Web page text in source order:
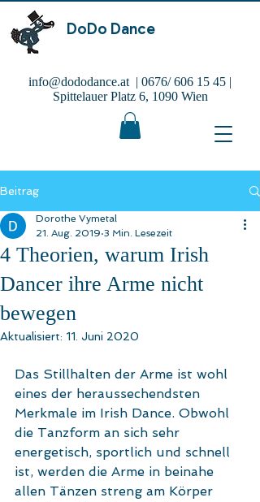
DoDo Dance
info@dododance.at | 0676/606 15 45 |
Spittelauer Platz 6, 1090 Wien
Beitrag
4 Theorien, warum Irish
Dancer ihre Arme nicht
bewegen
Dorothe Vymetal
21. Aug. 2019 3 Min. Lesezeit
Aktualisiert: 11. Juni 2020
Das Stillhalten der Arme ist wohl
eines der heraussechendsten
Merkmale im Irish Dance. Obwohl
die Tanzform an sich sehr
energetisch, sportlich und schnell
ist, werden die Arme in beinahe
allen Tänzen streng am Körper